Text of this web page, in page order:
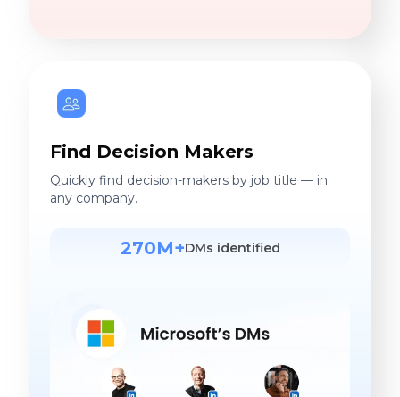
Find Decision Makers
Quickly find decision-makers by job title — in
any company.
270M+DMs identified